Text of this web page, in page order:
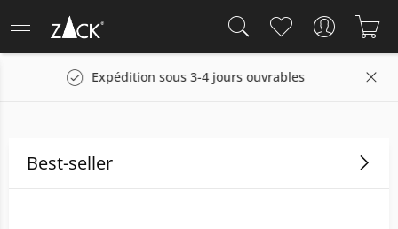
Droit de retour sous 14 jours
Best-seller